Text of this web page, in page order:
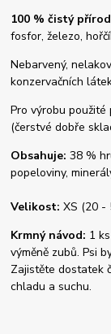
100 % čistý
fosfor, železo,
Nebarvený,
konzervačních
Pro výrobu
(čerstvé dobře
Obsahuje: 38 %
popeloviny,
Velikost: XS (20 -
Krmný návod: 1
výměně zubů. Psi
Zajistěte dostatek
chladu a suchu.